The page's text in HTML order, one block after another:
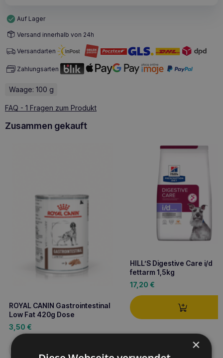
Auf Lager
Versand innerhalb von 24h
Versandarten
Zahlungsarten
Waage: 100 g
FAQ - 1 Fragen zum Produkt
Zusammen gekauft
ROYAL CANIN Gastrointestinal
Low Fat 420g Dose
3,50 €
HILL’S Digestive Care i/d
fettarm 1,5kg
17,20 €
×